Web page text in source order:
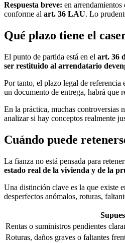
Respuesta breve: en
conforme al art. 36 LAU. Lo
Qué plazo tiene el
El punto de partida está en el art. 36
ser restituido al arrendatario
Por tanto, el plazo legal de referencia
un documento de entrega, habrá que
En la práctica, muchas controversias
analizar si hay conceptos realmente
Cuándo puede
La fianza no está pensada para
estado real de la vivienda y de la
Una distinción clave es la que existe
desperfectos anómalos, roturas,
Rentas o suministros pendientes
Roturas, daños graves o faltantes